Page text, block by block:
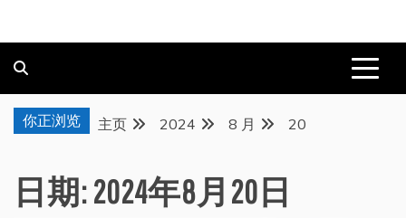
你正浏览 主页 2024 8 月 20
日期:2024年8月20日